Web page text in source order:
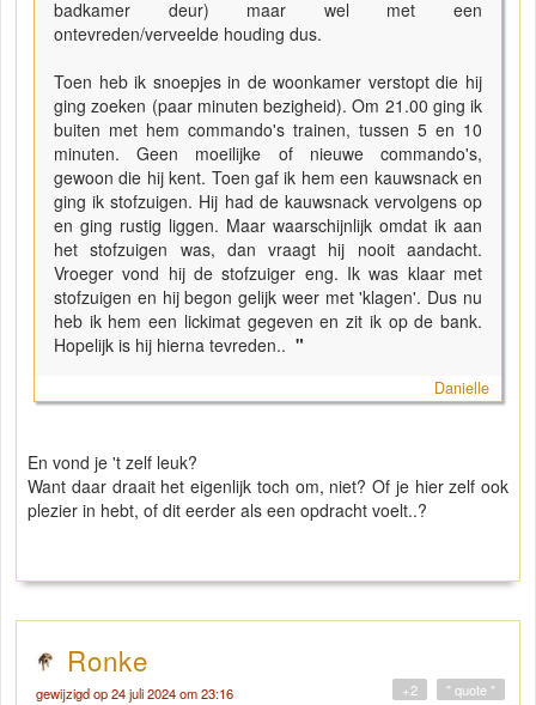
badkamer deur) maar wel met een
ontevreden/verveelde houding dus.
Toen heb ik snoepjes in de woonkamer verstopt die hij
ging zoeken (paar minuten bezigheid). Om 21.00 ging ik
buiten met hem commando's trainen, tussen 5 en 10
minuten. Geen moeilijke of nieuwe commando's,
gewoon die hij kent. Toen gaf ik hem een kauwsnack en
ging ik stofzuigen. Hij had de kauwsnack vervolgens op
en ging rustig liggen. Maar waarschijnlijk omdat ik aan
het stofzuigen was, dan vraagt hij nooit aandacht.
Vroeger vond hij de stofzuiger eng. Ik was klaar met
stofzuigen en hij begon gelijk weer met 'klagen'. Dus nu
heb ik hem een lickimat gegeven en zit ik op de bank.
Hopelijk is hij hierna tevreden.. "
Danielle
En vond je 't zelf leuk?
Want daar draait het eigenlijk toch om, niet? Of je hier zelf ook
plezier in hebt, of dit eerder als een opdracht voelt..?
Ronke
gewijzigd op 24 juli 2024 om 23:16 " quote "
+2